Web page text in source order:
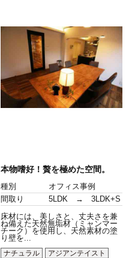
本物嗜好！贅を極めた空間。
種別
オフィス事例
間取り
5LDK → 3LDK+S
床材には、美しさと、丈夫さを兼
ね備えた天然無垢材（ミャンマー
チーク）を使用し、天然素材の塗
り壁を...
ナチュラル
アジアンテイスト